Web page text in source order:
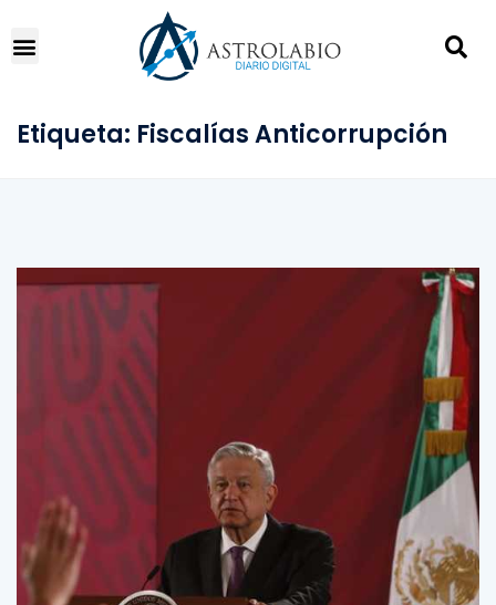
Etiqueta: Fiscalías Anticorrupción